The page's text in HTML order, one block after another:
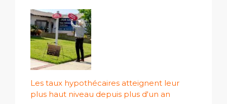
Les taux hypothécaires atteignent leur
plus haut niveau depuis plus d'un an